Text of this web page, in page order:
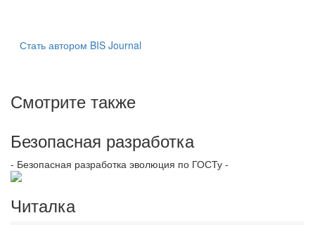
Стать автором BIS Journal
Смотрите также
Безопасная разработка
- Безопасная разработка эволюция по ГОСТу -
Читалка